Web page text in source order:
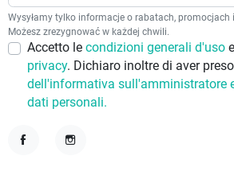
Wysyłamy tylko informacje o rabatach,
Możesz zrezygnować w każdej chwili.
Accetto le condizioni generali d'uso
privacy. Dichiaro inoltre di aver
dell'informativa sull'amministratore
dati personali.